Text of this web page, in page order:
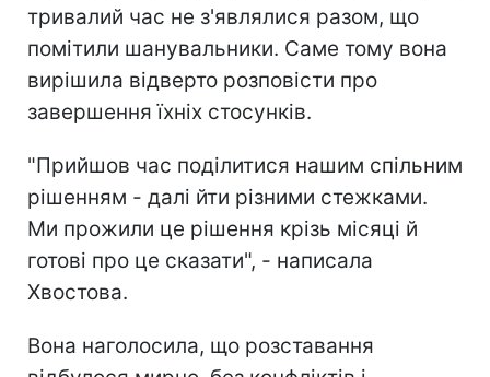
тривалий час не з'являлися разом, що
помітили шанувальники. Саме тому вона
вирішила відверто розповісти про
завершення їхніх стосунків.
"Прийшов час поділитися нашим спільним
рішенням - далі йти різними стежками.
Ми прожили це рішення крізь місяці й
готові про це сказати", - написала
Хвостова.
Вона наголосила, що розставання